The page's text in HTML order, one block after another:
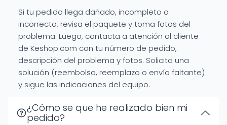
Si tu pedido llega dañado, incompleto o
incorrecto, revisa el paquete y toma fotos del
problema. Luego, contacta a atención al cliente
de Keshop.com con tu número de pedido,
descripción del problema y fotos. Solicita una
solución (reembolso, reemplazo o envío faltante)
y sigue las indicaciones del equipo.
¿Cómo se que he realizado bien mi
pedido?